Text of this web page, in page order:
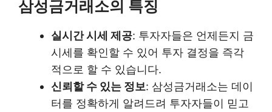
삼성금거래소의 특징
실시간 시세 제공: 투자자들은 언제든지 금
시세를 확인할 수 있어 투자 결정을 즉각
적으로 할 수 있습니다.
신뢰할 수 있는 정보: 삼성금거래소는 데이
터를 정확하게 알려드려 투자자들이 믿고